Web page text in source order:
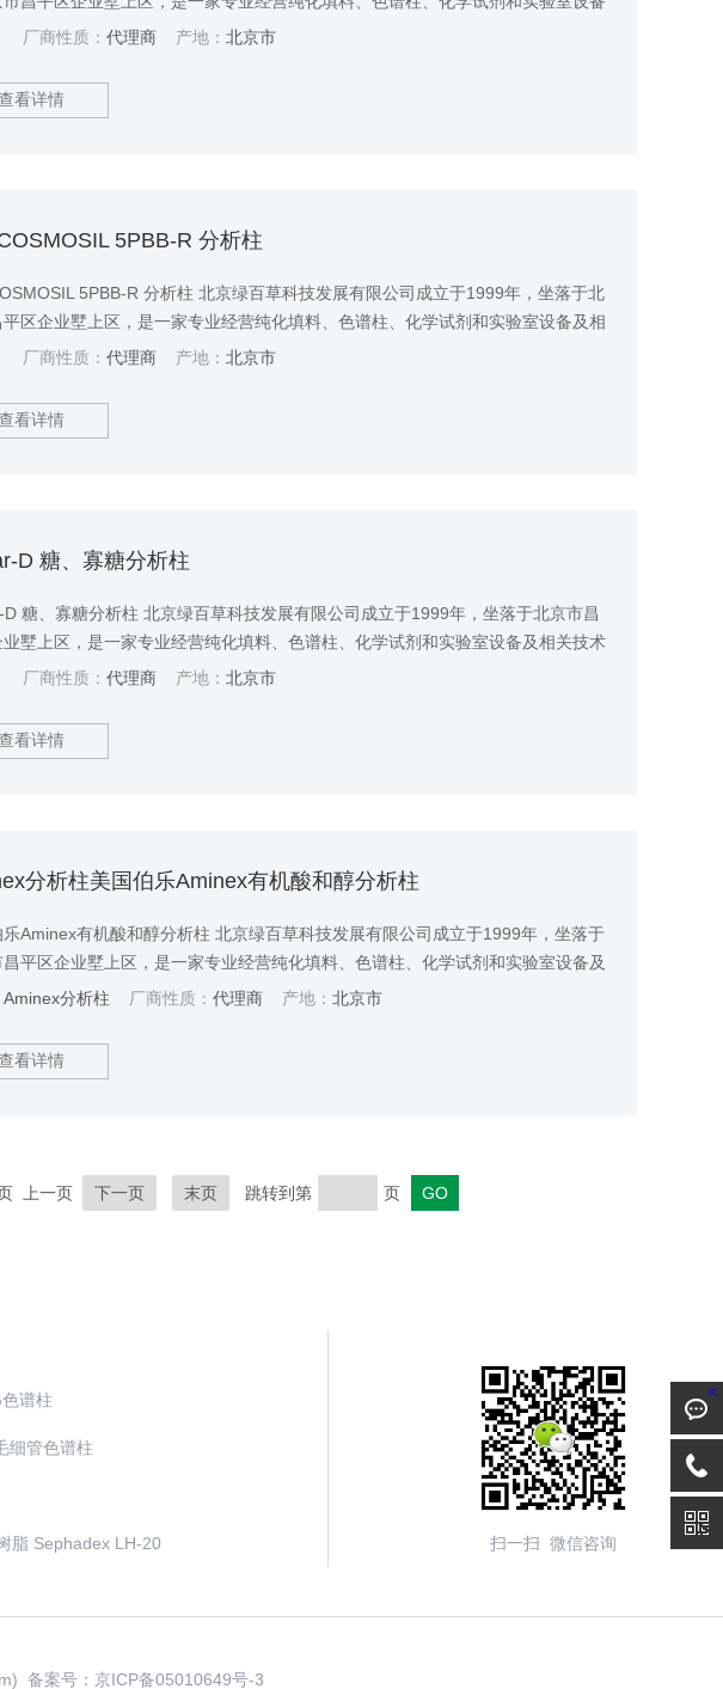
术服务的科技型企业，产品主要应用于制药、生物、食品、环境和农业等领域。
厂商性质：代理商 产地：北京市
看详情
5PBB-R 分析柱
5PBB-R 分析柱 北京绿百草科技发展有限公司成立于1999年，坐落于北
区企业墅上区，是一家专业经营纯化填料、色谱柱、化学试剂和实验室设备及相
务的科技型企业，产品主要应用于制药、生物、食品、环境和农业等领域。
厂商性质：代理商 产地：北京市
看详情
D 糖、寡糖分析柱
D 糖、寡糖分析柱 北京绿百草科技发展有限公司成立于1999年，坐落于北京市昌
墅上区，是一家专业经营纯化填料、色谱柱、化学试剂和实验室设备及相关技术
技型企业，产品主要应用于制药、生物、食品、环境和农业等领域。
厂商性质：代理商 产地：北京市
看详情
分析柱美国伯乐Aminex有机酸和醇分析柱
乐Aminex有机酸和醇分析柱 北京绿百草科技发展有限公司成立于1999年，坐落于
平区企业墅上区，是一家专业经营纯化填料、色谱柱、化学试剂和实验室设备及
服务的科技型企业，产品主要应用于制药、生物、食品、环境和农业等领域。凭
机构认定为“供应商”，得到了政府部门的关怀和有力支持。
Aminex分析柱 厂商性质：代理商 产地：北京市
看详情
上一页 下一页 末页 跳转到第 页
谱柱
细管色谱柱
脂 Sephadex LH-20 扫一扫 微信咨询
备案号： 京ICP备05010649号-3
<